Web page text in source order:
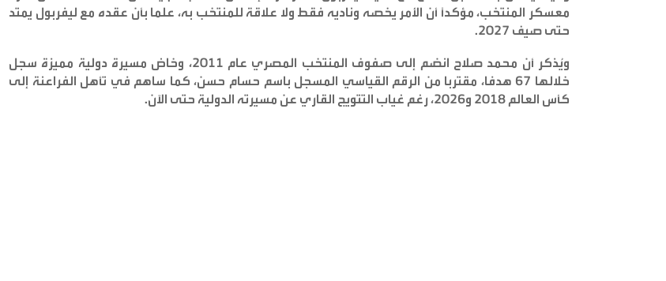
معسكر المنتخب، مؤكداً أن الأمر يخصه وناديه فقط ولا علاقة للمنتخب به، علما بأن عقده مع ليفربول يمتد
حتى صيف 2027
.
ويُذكر أن محمد صلاح انضم إلى صفوف المنتخب المصري عام 2011، وخاض مسيرة دولية مميزة سجل
خلالها 67 هدفا، مقتربا من الرقم القياسي المسجل باسم حسام حسن، كما ساهم في تأهل الفراعنة إلى
كأس العالم 2018 و2026، رغم غياب التتويج القاري عن مسيرته الدولية حتى الآن
.